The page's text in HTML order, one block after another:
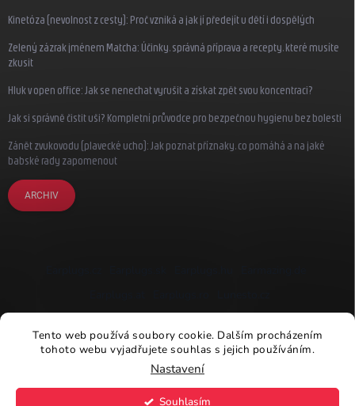
Tento web používá soubory cookie. Dalším procházením
tohoto webu vyjadřujete souhlas s jejich používáním.
Nastavení
Souhlasím
Kinetóza (nevolnost z cesty): Proč vzniká a jak jí předejít u dětí i dospělých
Zelený zázrak jménem Matcha: Účinky, správná příprava a recepty, které musíte
zkusit
Hluk v open office: Jak se nenechat vyrušit a získat zpět svou koncentraci?
Jak si správně čistit uši? Kompletní průvodce pro bezpečnou hygienu bez bolesti
Zánět zvukovodu (plavecké ucho): Jak poznat příznaky, co pomáhá a na jaké
babské rady zapomenout
ARCHIV
Copyright 2026Earplugs.cz. Všechna práva vyhrazena.